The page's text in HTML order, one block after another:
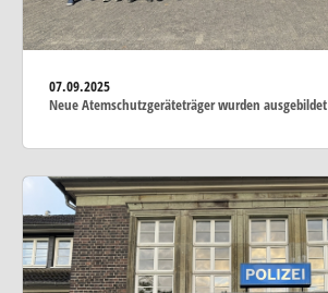
07.09.2025
Neue Atemschutzgeräteträger wurden ausgebildet